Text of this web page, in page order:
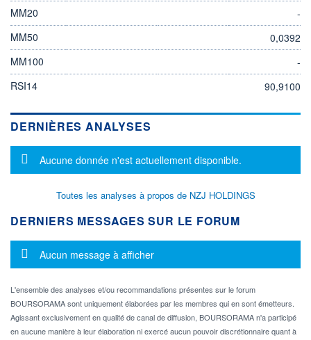
MM20
-
MM50
0,0392
MM100
-
RSI14
90,9100
DERNIÈRES ANALYSES
Message d'information
Aucune donnée n'est actuellement disponible.
Toutes les analyses à propos de NZJ HOLDINGS
DERNIERS MESSAGES SUR LE FORUM
Message d'information
Aucun message à afficher
L'ensemble des analyses et/ou recommandations présentes sur le forum
BOURSORAMA sont uniquement élaborées par les membres qui en sont émetteurs.
Agissant exclusivement en qualité de canal de diffusion, BOURSORAMA n'a participé
en aucune manière à leur élaboration ni exercé aucun pouvoir discrétionnaire quant à